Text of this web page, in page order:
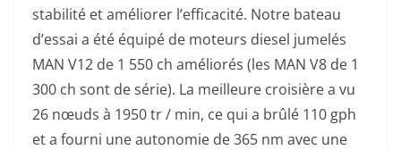
stabilité et améliorer l’efficacité. Notre bateau
d’essai a été équipé de moteurs diesel jumelés
MAN V12 de 1 550 ch améliorés (les MAN V8 de 1
300 ch sont de série). La meilleure croisière a vu
26 nœuds à 1950 tr / min, ce qui a brûlé 110 gph
et a fourni une autonomie de 365 nm avec une